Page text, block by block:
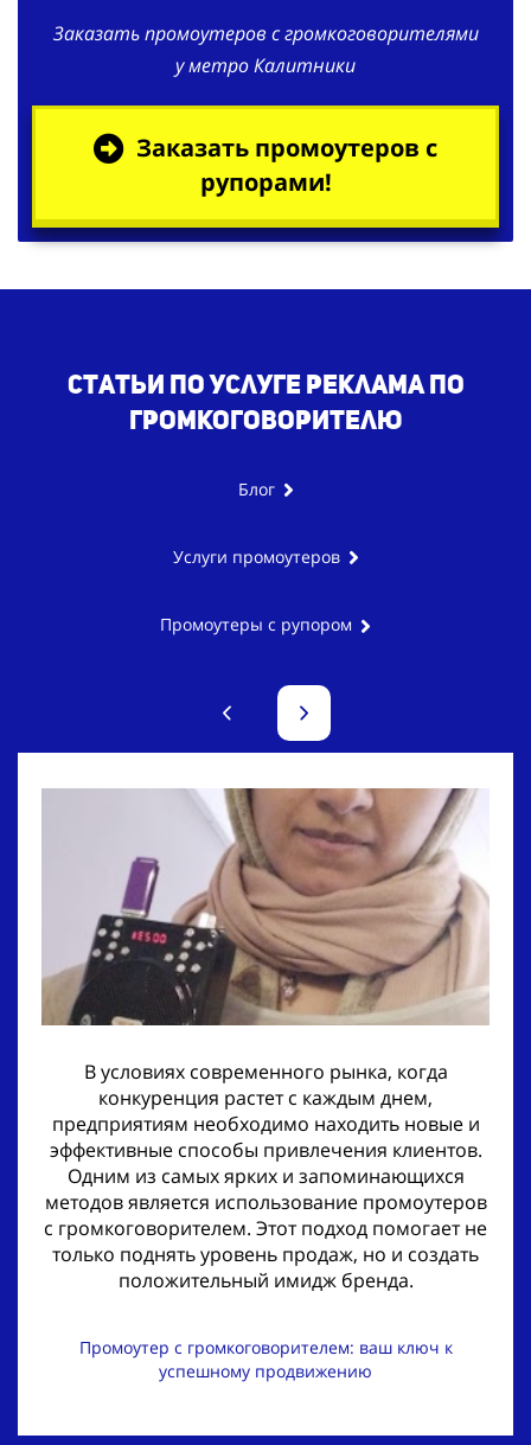
Заказать промоутеров с громкоговорителями
у метро Калитники
Заказать промоутеров с
рупорами!
Статьи по услуге реклама по
громкоговорителю
Блог
Услуги промоутеров
Промоутеры с рупором
В условиях современного рынка, когда
конкуренция растет с каждым днем,
предприятиям необходимо находить новые и
эффективные способы привлечения клиентов.
Одним из самых ярких и запоминающихся
методов является использование промоутеров
с громкоговорителем. Этот подход помогает не
только поднять уровень продаж, но и создать
положительный имидж бренда.
Промоутер с громкоговорителем: ваш ключ к
успешному продвижению